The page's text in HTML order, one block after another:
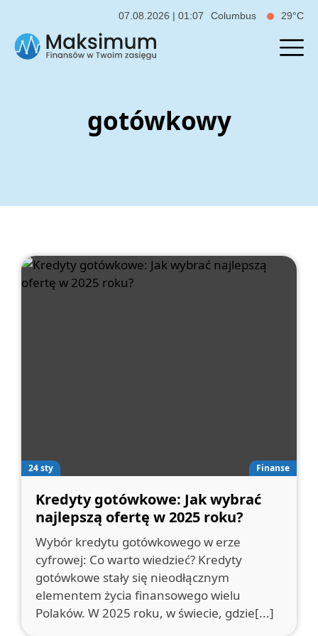
07.08.2026 | 01:07 Columbus 29°C
gotówkowy
24 sty Finanse
Kredyty gotówkowe: Jak wybrać
najlepszą ofertę w 2025 roku?
Wybór kredytu gotówkowego w erze
cyfrowej: Co warto wiedzieć? Kredyty
gotówkowe stały się nieodłącznym
elementem życia finansowego wielu
Polaków. W 2025 roku, w świecie, gdzie[...]